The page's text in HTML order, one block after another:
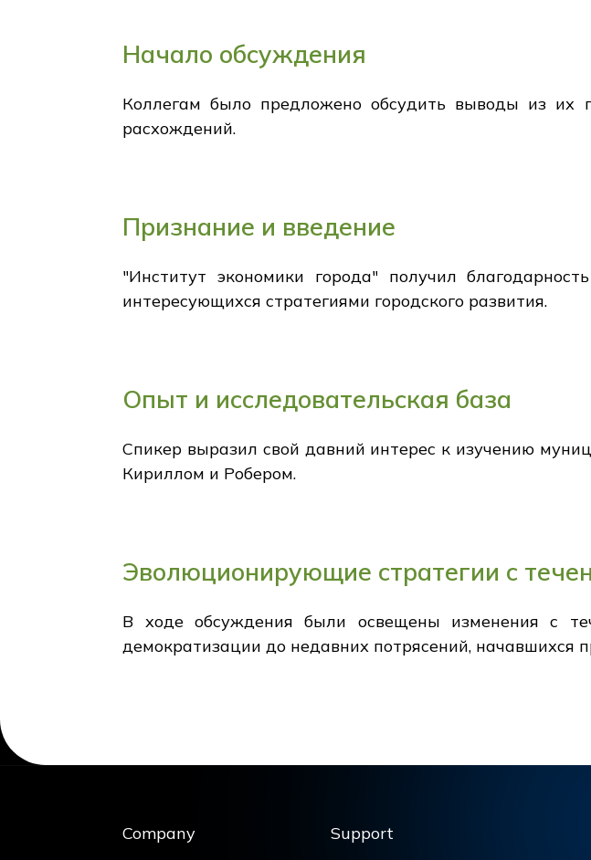
Начало обсуждения
Коллегам было предложено обсудить выводы из их
расхождений.
Признание и введение
"Институт экономики города" получил
интересующихся стратегиями городского развития.
Опыт и исследовательская база
Спикер выразил свой давний интерес к изучению
Кириллом и Робером.
Эволюционирующие стратегии с
В ходе обсуждения были освещены изменения с
демократизации до недавних потрясений, начавшихся
Company Support